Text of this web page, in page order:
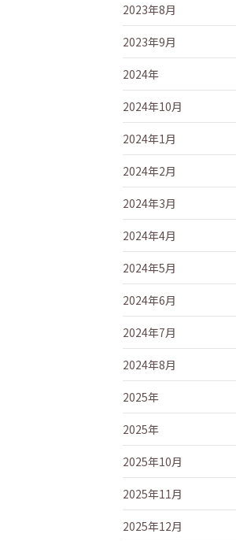
2023年8月
2023年9月
2024年
2024年10月
2024年1月
2024年2月
2024年3月
2024年4月
2024年5月
2024年6月
2024年7月
2024年8月
2025年
2025年
2025年10月
2025年11月
2025年12月